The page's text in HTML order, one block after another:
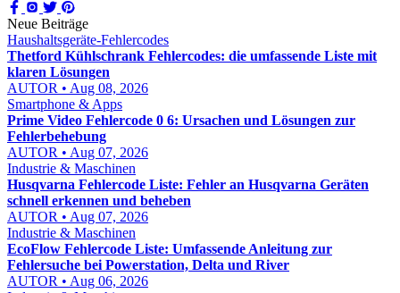
Neue Beiträge
Haushaltsgeräte-Fehlercodes
Thetford Kühlschrank Fehlercodes: die umfassende Liste mit
klaren Lösungen
AUTOR • Aug 08, 2026
Smartphone & Apps
Prime Video Fehlercode 0 6: Ursachen und Lösungen zur
Fehlerbehebung
AUTOR • Aug 07, 2026
Industrie & Maschinen
Husqvarna Fehlercode Liste: Fehler an Husqvarna Geräten
schnell erkennen und beheben
AUTOR • Aug 07, 2026
Industrie & Maschinen
EcoFlow Fehlercode Liste: Umfassende Anleitung zur
Fehlersuche bei Powerstation, Delta und River
AUTOR • Aug 06, 2026